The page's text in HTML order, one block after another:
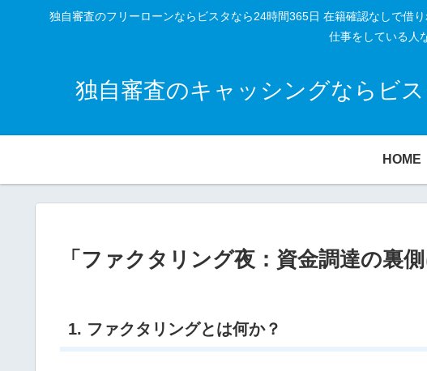
独自審査のフリーローンならビスタなら24時間365日 在籍確認なしで借
仕事をしている人
独自審査のキャッシングならビ
HOME
「ファクタリング夜：資金調達の裏
1. ファクタリングとは何か？